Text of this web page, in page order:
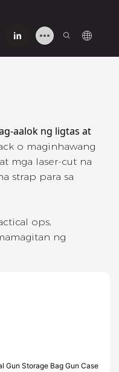
aalok ng ligtas at
o maginhawang
mga laser-cut na
strap para sa
ops,
ng